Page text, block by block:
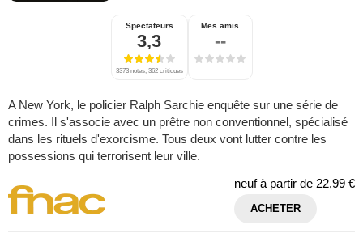
Spectateurs
3,3
3373 notes, 362 critiques
Mes amis
--
A New York, le policier Ralph Sarchie enquête sur une série de
crimes. Il s'associe avec un prêtre non conventionnel, spécialisé
dans les rituels d'exorcisme. Tous deux vont lutter contre les
possessions qui terrorisent leur ville.
neuf à partir de 22,99 €
ACHETER